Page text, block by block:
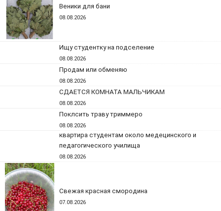
Веники для бани
08.08.2026
Ищу студентку на подселение
08.08.2026
Продам или обменяю
08.08.2026
СДАЕТСЯ КОМНАТА МАЛЬЧИКАМ
08.08.2026
Поклсить траву триммеро
08.08.2026
квартира студентам около медецинского и
педагогического училища
08.08.2026
Свежая красная смородина
07.08.2026